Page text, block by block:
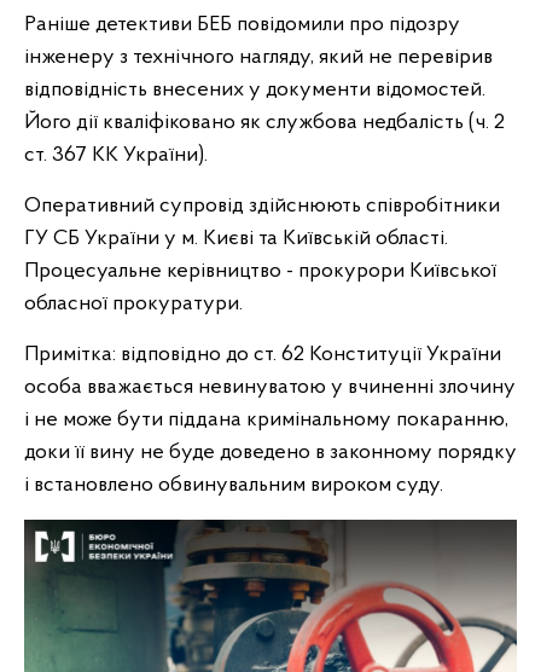
Раніше детективи БЕБ повідомили про підозру
інженеру з технічного нагляду, який не перевірив
відповідність внесених у документи відомостей.
Його дії кваліфіковано як службова недбалість (ч. 2
ст. 367 КК України).
Оперативний супровід здійснюють співробітники
ГУ СБ України у м. Києві та Київській області.
Процесуальне керівництво - прокурори Київської
обласної прокуратури.
Примітка: відповідно до ст. 62 Конституції України
особа вважається невинуватою у вчиненні злочину
і не може бути піддана кримінальному покаранню,
доки її вину не буде доведено в законному порядку
і встановлено обвинувальним вироком суду.